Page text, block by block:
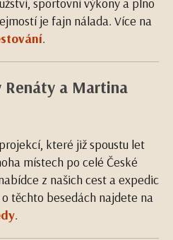
je fajn nálada. Více na
.
Renáty a Martina
které již spoustu let
místech po celé České
z našich cest a expedic
těchto besedách najdete na
.